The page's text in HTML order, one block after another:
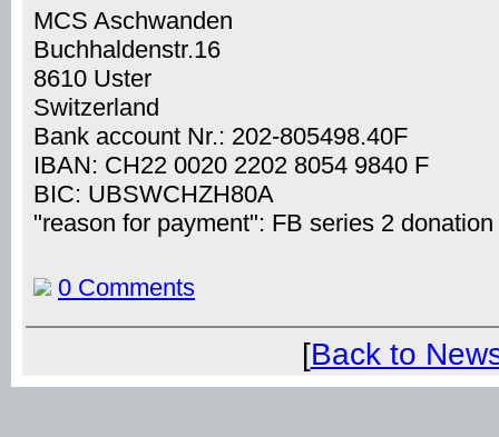
MCS Aschwanden
Buchhaldenstr.16
8610 Uster
Switzerland
Bank account Nr.: 202-805498.40F
IBAN: CH22 0020 2202 8054 9840 F
BIC: UBSWCHZH80A
"reason for payment": FB series 2 donation
0 Comments
[Back to